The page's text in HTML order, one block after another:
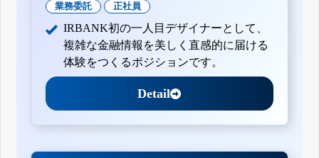
業務委託 正社員
IRBANK初の一人目デザイナーとして、
複雑な金融情報を美しく直感的に届ける
体験をつくるポジションです。
Detail